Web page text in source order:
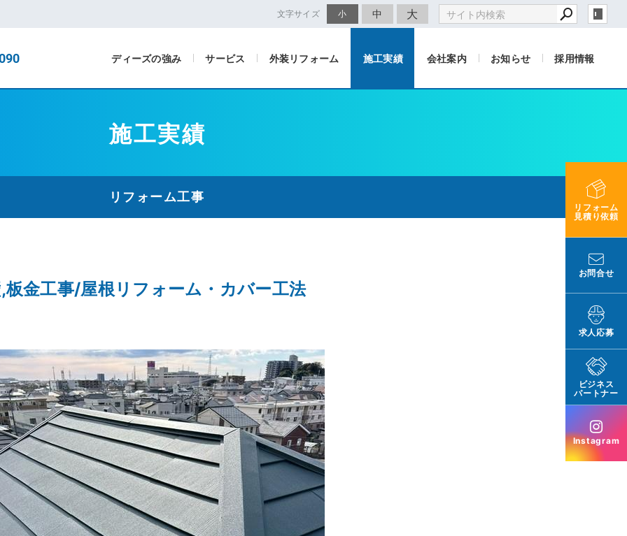
文字サイズ 小 中 大
ディーズの強み サービス 外装リフォーム 施工実績 会社案内 お知らせ 採用情報
リフォーム
見積り依頼
お問合せ
求人応募
ビジネス
パートナー
Instagram
施工実績
リフォーム工事
金工事/屋根リフォーム・カバー工法